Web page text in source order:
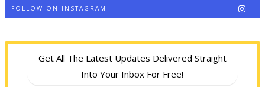
FOLLOW ON INSTAGRAM
Get All The Latest Updates Delivered Straight
Into Your Inbox For Free!